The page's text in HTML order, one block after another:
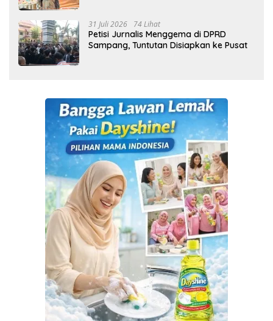
31 Juli 2026 74 Lihat
Petisi Jurnalis Menggema di DPRD
Sampang, Tuntutan Disiapkan ke Pusat